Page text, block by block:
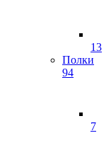
13
Полки
94
7